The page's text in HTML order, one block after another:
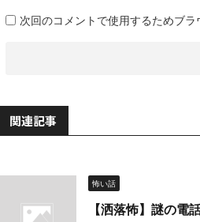
次回のコメントで使用するためブ
関連記事
怖い話
【洒落怖】謎の電